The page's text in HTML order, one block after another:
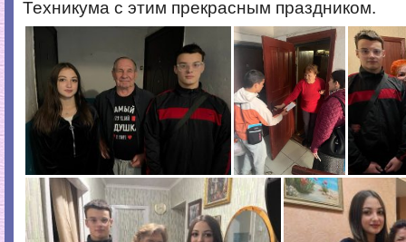
Техникума с этим прекрасным праздником.